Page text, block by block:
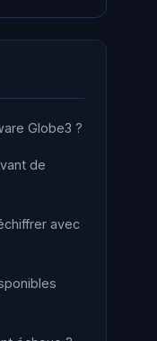
Globe3 ?
de
avec